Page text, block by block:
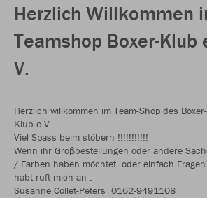
Herzlich Willkommen
Teamshop Boxer-Klub
V.
Herzlich willkommen im Team-Shop des Boxer-
Klub e.V.
Viel Spass beim stöbern !!!!!!!!!!!
Wenn ihr Großbestellungen oder andere
/ Farben haben möchtet oder einfach Fragen
habt ruft mich an .
Susanne Collet-Peters 0162-9491108